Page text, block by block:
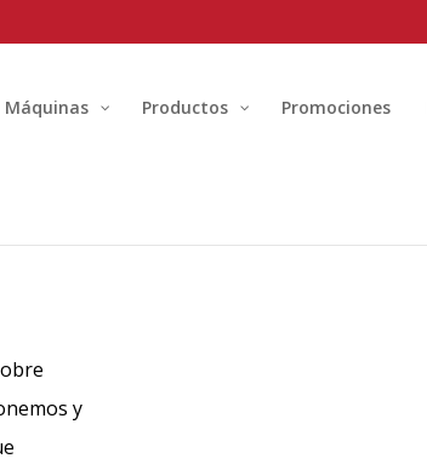
Máquinas Productos Promociones
y